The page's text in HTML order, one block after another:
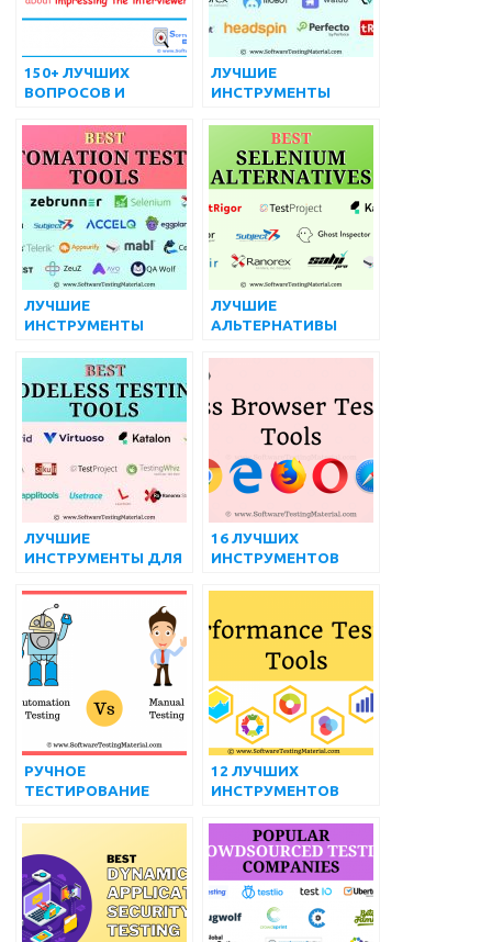
150+ ЛУЧШИХ
ВОПРОСОВ И
ИНТЕРВЬЮ О
ТЕСТИРОВАНИИ
ПРОГРАММНОГО
ОБЕСПЕЧЕНИЯ
ЛУЧШИЕ
ИНСТРУМЕНТЫ
МОБИЛЬНЫХ
ПРИЛОЖЕНИЙ В 2024
ГОДУ ДЛЯ ANDROID
И IOS
ЛУЧШИЕ
ИНСТРУМЕНТЫ
ТЕСТИРОВАНИЯ
(БЕСПЛАТНЫЕ И
ПЛАТНЫЕ) | август
2022 г.
ЛУЧШИЕ
АЛЬТЕРНАТИВЫ
ГОДУ
ЛУЧШИЕ
ИНСТРУМЕНТЫ ДЛЯ
ТЕСТИРОВАНИЯ
(БЕСПЛАТНЫЕ И
ПЛАТНЫЕ) НА 2022
ГОД
16 ЛУЧШИХ
ИНСТРУМЕНТОВ
ТЕСТИРОВАНИЯ В
2022 ГОДУ (РЕЙТИНГ
РУЧНОЕ
ТЕСТИРОВАНИЕ
ОТЛИЧИЯ, КОТОРЫЕ
ВЫ ДОЛЖНЫ ЗНАТЬ
12 ЛУЧШИХ
ИНСТРУМЕНТОВ
ПРОИЗВОДИТЕЛЬНО
СТИ | ИНСТРУМЕНТЫ
ДЛЯ НАГРУЗОЧНЫХ
ИСПЫТАНИЙ (2022 г.)